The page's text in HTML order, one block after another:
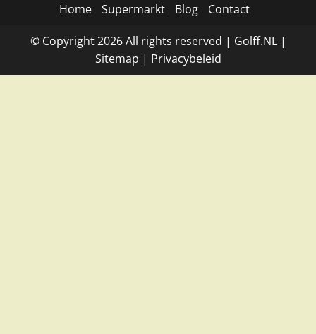
Home Supermarkt Blog Contact
© Copyright2026All rights reserved | Golff.NL|
Sitemap | Privacybeleid